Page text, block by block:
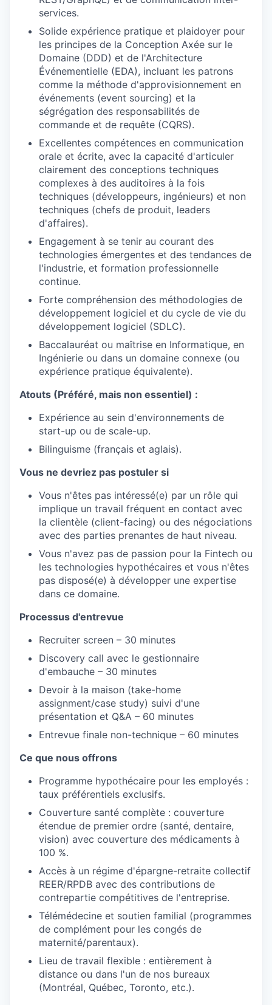
services.
Solide expérience pratique et plaidoyer pour
les principes de la Conception Axée sur le
Domaine (DDD) et de l'Architecture
Événementielle (EDA), incluant les patrons
comme la méthode d'approvisionnement en
événements (event sourcing) et la
ségrégation des responsabilités de
commande et de requête (CQRS).
Excellentes compétences en communication
orale et écrite, avec la capacité d'articuler
clairement des conceptions techniques
complexes à des auditoires à la fois
techniques (développeurs, ingénieurs) et non
techniques (chefs de produit, leaders
d'affaires).
Engagement à se tenir au courant des
technologies émergentes et des tendances de
l'industrie, et formation professionnelle
continue.
Forte compréhension des méthodologies de
développement logiciel et du cycle de vie du
développement logiciel (SDLC).
Baccalauréat ou maîtrise en Informatique, en
Ingénierie ou dans un domaine connexe (ou
expérience pratique équivalente).
Atouts (Préféré, mais non essentiel) :
Expérience au sein d'environnements de
start-up ou de scale-up.
Bilinguisme (français et aglais).
Vous ne devriez pas postuler si
Vous n'êtes pas intéressé(e) par un rôle qui
implique un travail fréquent en contact avec
la clientèle (client-facing) ou des négociations
avec des parties prenantes de haut niveau.
Vous n'avez pas de passion pour la Fintech ou
les technologies hypothécaires et vous n'êtes
pas disposé(e) à développer une expertise
dans ce domaine.
Processus d'entrevue
Recruiter screen – 30 minutes
Discovery call avec le gestionnaire
d'embauche – 30 minutes
Devoir à la maison (take-home
assignment/case study) suivi d'une
présentation et Q&A – 60 minutes
Entrevue finale non-technique – 60 minutes
Ce que nous offrons
Programme hypothécaire pour les employés :
taux préférentiels exclusifs.
Couverture santé complète : couverture
étendue de premier ordre (santé, dentaire,
vision) avec couverture des médicaments à
100 %.
Accès à un régime d'épargne-retraite collectif
REER/RPDB avec des contributions de
contrepartie compétitives de l'entreprise.
Télémédecine et soutien familial (programmes
de complément pour les congés de
maternité/parentaux).
Lieu de travail flexible : entièrement à
distance ou dans l'un de nos bureaux
(Montréal, Québec, Toronto, etc.).